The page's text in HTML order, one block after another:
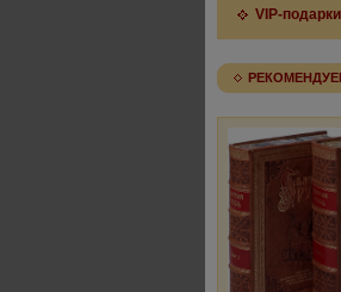
VIP-